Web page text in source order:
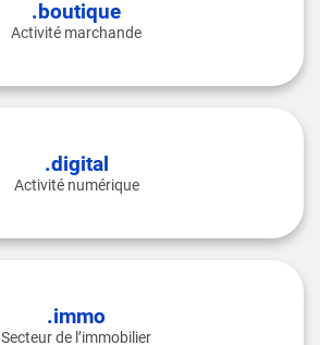
.boutique
Activité marchande
.digital
Activité numérique
.immo
Secteur de l’immobilier